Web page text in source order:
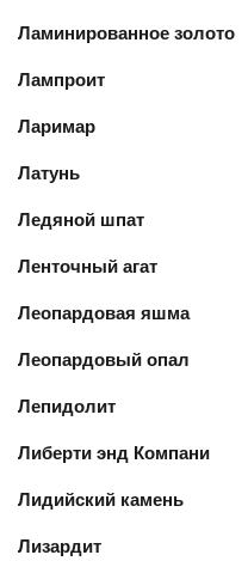
Ламинированное золото
Лампроит
Ларимар
Латунь
Ледяной шпат
Ленточный агат
Леопардовая яшма
Леопардовый опал
Лепидолит
Либерти энд Компани
Лидийский камень
Лизардит